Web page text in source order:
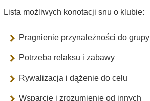
Lista możliwych konotacji snu o klubie:
Pragnienie przynależności do grupy
Potrzeba relaksu i zabawy
Rywalizacja i dążenie do celu
Wsparcie i zrozumienie od innych